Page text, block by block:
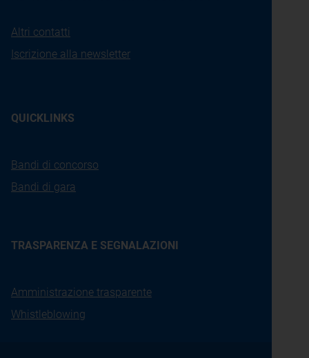
Altri contatti
Iscrizione alla newsletter
QUICKLINKS
Bandi di concorso
Bandi di gara
TRASPARENZA E SEGNALAZIONI
Amministrazione trasparente
Whistleblowing